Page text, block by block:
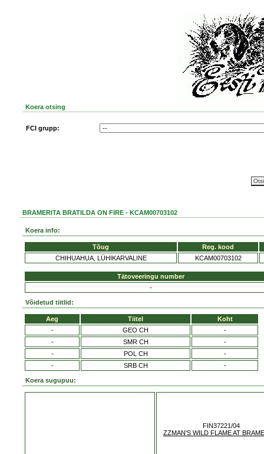
Koera otsing
FCI grupp:
BRAMERITA BRATILDA ON FIRE - KCAM00703102
Koera info:
Tõug
Reg. kood
CHIHUAHUA, LÜHIKARVALINE
KCAM00703102
Tätoveeringu number
-
Võidetud tiitlid:
Aeg Tiitel
Koht
-
GEO CH
-
-
SMR CH
-
-
POL CH
-
-
SRB CH -
Koera sugupuu:
FIN37221/04
ZZMAN'S WILD FLAME AT